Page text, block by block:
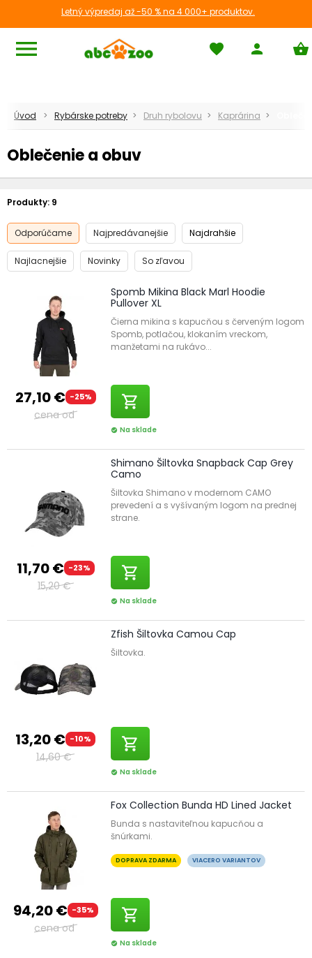
Letný výpredaj až -50 % na 4 000+ produktov.
menu favorite person shopping_basket
Úvod Rybárske potreby Druh rybolovu Kaprárina
Oblečenie a obuv
Produkty: 9
Odporúčame Najpredávanejšie Najdrahšie
Najlacnejšie Novinky So zľavou
27,10 € -25%
cena od
Spomb Mikina Black Marl Hoodie
Pullover XL
Čierna mikina s kapucňou s červeným logom
Spomb, potlačou, klokaním vreckom,
manžetami na rukávo...
shopping_cart
check_circle Na sklade
11,70 € -23%
15,20 €
Shimano Šiltovka Snapback Cap Grey
Camo
Šiltovka Shimano v modernom CAMO
prevedení a s vyšívaným logom na prednej
strane.
shopping_cart
check_circle Na sklade
13,20 € -10%
14,60 €
Zfish Šiltovka Camou Cap
Šiltovka.
shopping_cart
check_circle Na sklade
94,20 € -35%
cena od
Fox Collection Bunda HD Lined Jacket
Bunda s nastaviteľnou kapucňou a
šnúrkami.
DOPRAVA ZDARMA VIACERO VARIANTOV
shopping_cart
check_circle Na sklade